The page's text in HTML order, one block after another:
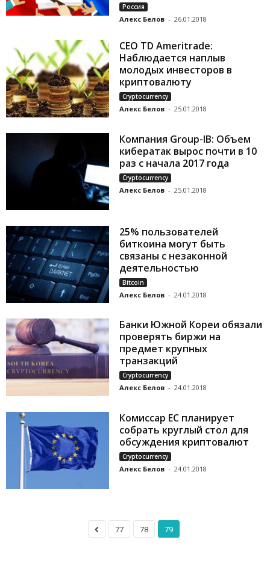
Россия
Алекс Белов - 26.01.2018
CEO TD Ameritrade:
Наблюдается наплыв
молодых инвесторов в
криптовалюту
Cryptocurrency
Алекс Белов - 25.01.2018
Компания Group-IB: Объем
кибератак вырос почти в 10
раз с начала 2017 года
Cryptocurrency
Алекс Белов - 25.01.2018
25% пользователей
биткоина могут быть
связаны c незаконной
деятельностью
Bitcoin
Алекс Белов - 24.01.2018
Банки Южной Кореи обязали
проверять биржи на
предмет крупных
транзакций
Cryptocurrency
Алекс Белов - 24.01.2018
Комиссар ЕС планирует
собрать круглый стол для
обсуждения криптовалют
Cryptocurrency
Алекс Белов - 24.01.2018
77 78 79